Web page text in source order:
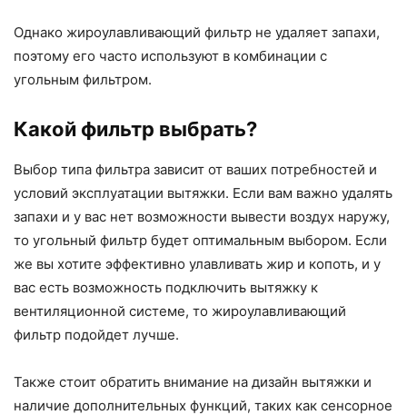
Однако жироулавливающий фильтр не удаляет запахи,
поэтому его часто используют в комбинации с
угольным фильтром.
Какой фильтр выбрать?
Выбор типа фильтра зависит от ваших потребностей и
условий эксплуатации вытяжки. Если вам важно удалять
запахи и у вас нет возможности вывести воздух наружу,
то угольный фильтр будет оптимальным выбором. Если
же вы хотите эффективно улавливать жир и копоть, и у
вас есть возможность подключить вытяжку к
вентиляционной системе, то жироулавливающий
фильтр подойдет лучше.
Также стоит обратить внимание на дизайн вытяжки и
наличие дополнительных функций, таких как сенсорное